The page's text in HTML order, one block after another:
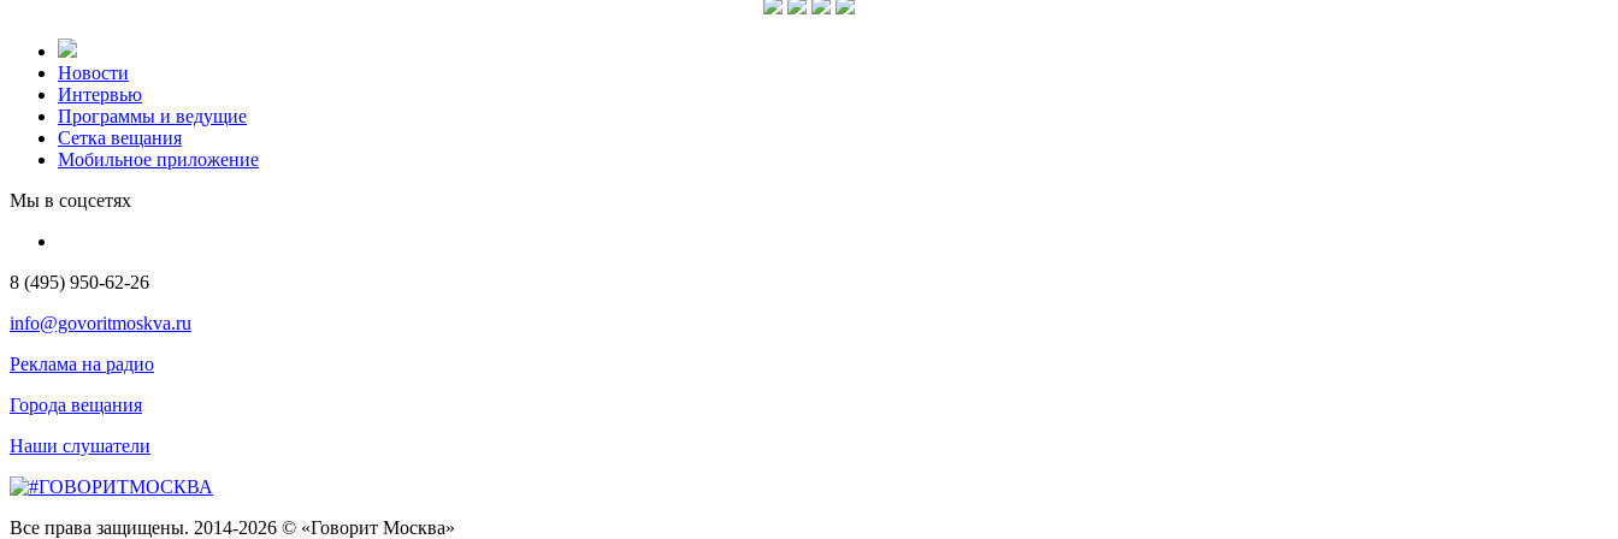
Новости
Интервью
Программы и ведущие
Сетка вещания
Мобильное приложение
Мы в соцсетях
8 (495) 950-62-26
info@govoritmoskva.ru
Реклама на радио
Города вещания
Наши слушатели
Все права защищены. 2014-2026 © «Говорит Москва»